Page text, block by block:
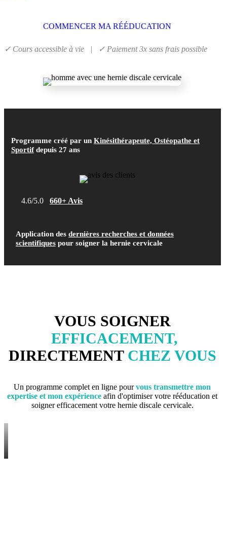
COMMENCER MA RÉÉDUCATION
✓ Cours accessible à vie | ✓ Paiement 3x sans frais possible
Programme créé par un Kinésithérapeute, Ostéopathe et
Sportifdepuis 27 ans
4.6/5.0 660+ Avis
Application des dernières recherches et données
scientifiquespour soigner la herniecervicale
VOUS SOIGNER
EFFICACEMENT,
DIRECTEMENTCHEZ VOUS
Un programme complet en ligne pourvous transmettre mon
expertise et mon expérience afin d'optimiser votre rééducation et
soigner efficacement votre hernie discale cervicale.